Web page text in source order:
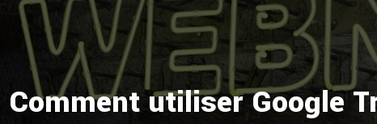
Comment utiliser Google